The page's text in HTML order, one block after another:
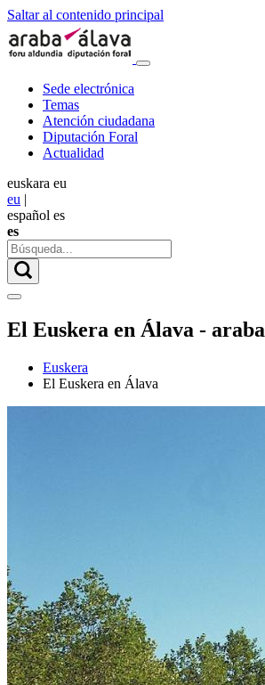
Saltar al contenido principal
Sede electrónica
Temas
Atención ciudadana
Diputación Foral
Actualidad
euskara eu
eu |
español es
es
El Euskera en Álava - araba
Euskera
El Euskera en Álava